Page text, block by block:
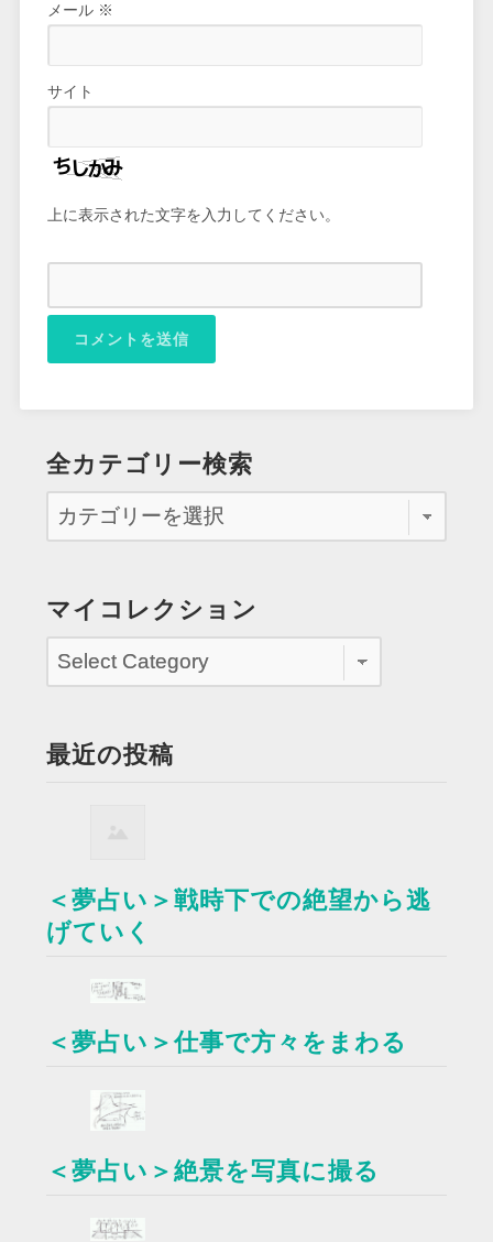
メール ※
サイト
上に表示された文字を入力してください。
全カテゴリー検索
マイコレクション
最近の投稿
＜夢占い＞戦時下での絶望から逃
げていく
＜夢占い＞仕事で方々をまわる
＜夢占い＞絶景を写真に撮る